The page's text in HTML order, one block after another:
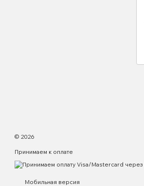
© 2026
Принимаем к оплате
Мобильная версия